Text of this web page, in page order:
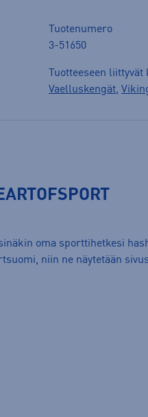
Tuotenumero
3-51650
Tuotteeseen
Vaelluskengät,
oma sporttihetkesi
niin ne näytetään